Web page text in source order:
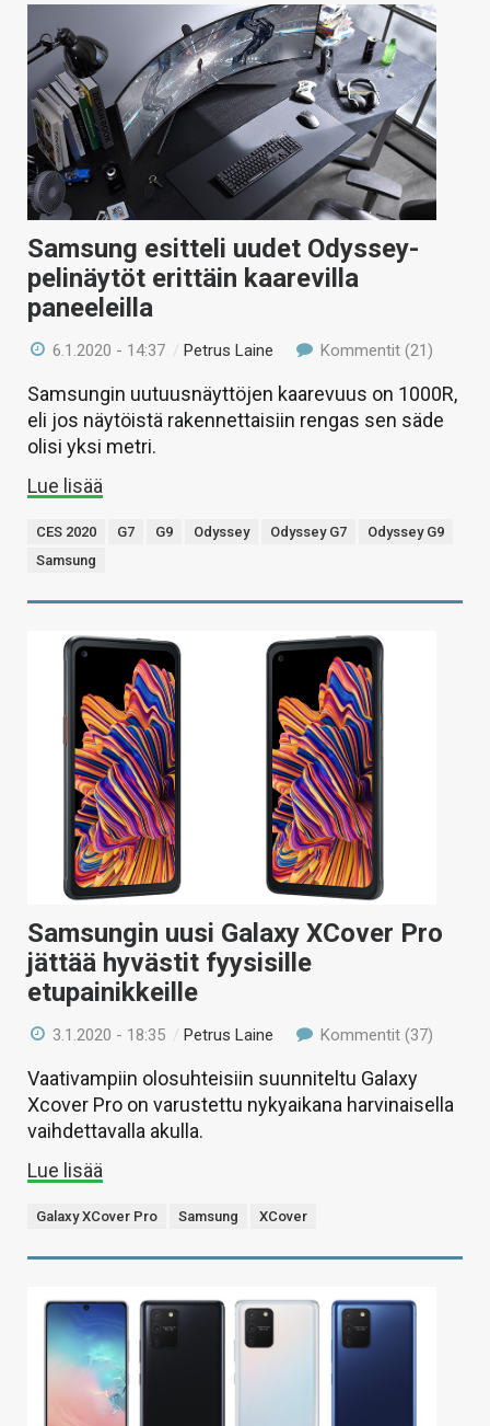
Samsung esitteli uudet Odyssey-
pelinäytöt erittäin kaarevilla
paneeleilla
6.1.2020 - 14:37 / Petrus Laine Kommentit (21)
Samsungin uutuusnäyttöjen kaarevuus on 1000R,
eli jos näytöistä rakennettaisiin rengas sen säde
olisi yksi metri.
Lue lisää
CES 2020 G7 G9 Odyssey Odyssey G7
Odyssey G9
Samsung
Samsungin uusi Galaxy XCover Pro
jättää hyvästit fyysisille
etupainikkeille
3.1.2020 - 18:35 /Petrus Laine Kommentit (37)
Vaativampiin olosuhteisiin suunniteltu Galaxy
Xcover Pro on varustettu nykyaikana harvinaisella
vaihdettavalla akulla.
Lue lisää
Galaxy XCover Pro Samsung XCover